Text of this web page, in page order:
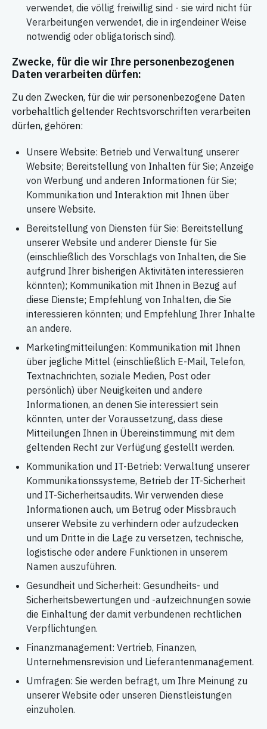
verwendet, die völlig freiwillig sind - sie wird nicht für
Verarbeitungen verwendet, die in irgendeiner Weise
notwendig oder obligatorisch sind).
Zwecke, für die wir Ihre personenbezogenen
Daten verarbeiten dürfen:
Zu den Zwecken, für die wir personenbezogene Daten
vorbehaltlich geltender Rechtsvorschriften verarbeiten
dürfen, gehören:
Unsere Website: Betrieb und Verwaltung unserer
Website; Bereitstellung von Inhalten für Sie; Anzeige
von Werbung und anderen Informationen für Sie;
Kommunikation und Interaktion mit Ihnen über
unsere Website.
Bereitstellung von Diensten für Sie: Bereitstellung
unserer Website und anderer Dienste für Sie
(einschließlich des Vorschlags von Inhalten, die Sie
aufgrund Ihrer bisherigen Aktivitäten interessieren
könnten); Kommunikation mit Ihnen in Bezug auf
diese Dienste; Empfehlung von Inhalten, die Sie
interessieren könnten; und Empfehlung Ihrer Inhalte
an andere.
Marketingmitteilungen: Kommunikation mit Ihnen
über jegliche Mittel (einschließlich E-Mail, Telefon,
Textnachrichten, soziale Medien, Post oder
persönlich) über Neuigkeiten und andere
Informationen, an denen Sie interessiert sein
könnten, unter der Voraussetzung, dass diese
Mitteilungen Ihnen in Übereinstimmung mit dem
geltenden Recht zur Verfügung gestellt werden.
Kommunikation und IT-Betrieb: Verwaltung unserer
Kommunikationssysteme, Betrieb der IT-Sicherheit
und IT-Sicherheitsaudits. Wir verwenden diese
Informationen auch, um Betrug oder Missbrauch
unserer Website zu verhindern oder aufzudecken
und um Dritte in die Lage zu versetzen, technische,
logistische oder andere Funktionen in unserem
Namen auszuführen.
Gesundheit und Sicherheit: Gesundheits- und
Sicherheitsbewertungen und -aufzeichnungen sowie
die Einhaltung der damit verbundenen rechtlichen
Verpflichtungen.
Finanzmanagement: Vertrieb, Finanzen,
Unternehmensrevision und Lieferantenmanagement.
Umfragen: Sie werden befragt, um Ihre Meinung zu
unserer Website oder unseren Dienstleistungen
einzuholen.